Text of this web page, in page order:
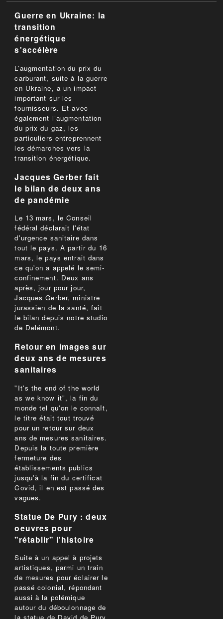
Guerre en Ukraine: la
transition
énergétique
s'accélère
L’augmentation du prix du
carburant, suite à la guerre
en Ukraine, a un impact
important sur les
fournisseurs. Et avec
également l’augmentation
du prix du gaz, les
particuliers entreprennent
les démarches vers la
transition énergétique.
Jacques Gerber fait
le bilan de deux ans
de pandémie
Le 13 mars, le Conseil
fédéral déclarait l'état
d'urgence sanitaire dans
tout le pays. A partir du 16
mars, le pays entrait dans
ce qu'on a appelé le semi-
confinement. Deux ans
après, jour pour jour,
Jacques Gerber, ministre
jurassien de la santé, fait
le bilan depuis notre studio
de Delémont.
Retour en images sur
deux ans de mesures
sanitaires
"It's the end of the world
as we know it", la fin du
monde tel qu'on le connaît,
le titre était tout trouvé
pour un retour sur deux
ans de mesures sanitaires.
Depuis la toute première
fermeture des
établissements publics
jusqu'à la fin du certificat
Covid, il en est passé des
vagues.
Statue De Pury : deux
oeuvres pour
"rétablir" l'histoire
Suite à un appel à projets
artistiques, parmi un train
de mesures pour éclairer le
passé colonial, répondant
aussi à la polémique
autour du déboulonnage de